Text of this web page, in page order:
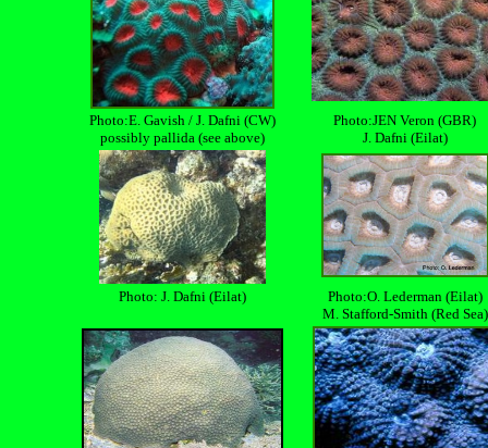
Photo:E. Gavish / J. Dafni (CW)
possibly pallida (see above)
Photo:JEN Veron (GBR)
J. Dafni (Eilat)
Photo: J. Dafni (Eilat)
Photo:O. Lederman (Eilat)
M. Stafford-Smith (Red Sea)